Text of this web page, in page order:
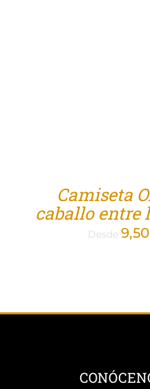
Camiseta
caballo entre
Desde 9,50